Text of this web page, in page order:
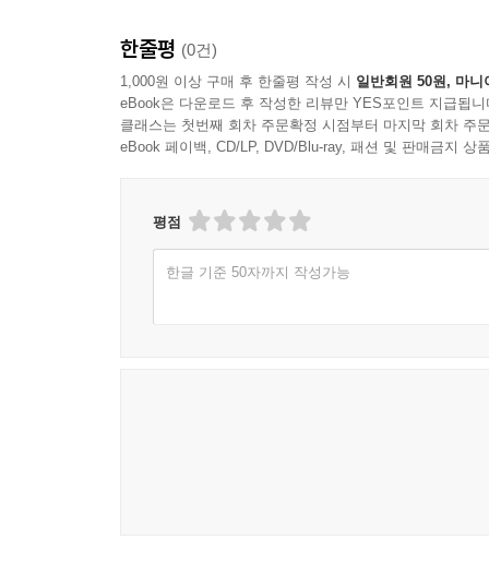
한줄평 (0건)
1,000원 이상 구매 후 한줄평 작성 시 일반회원 50원, 마니
eBook은 다운로드 후 작성한 리뷰만 YES포인트 지급됩니
클래스는 첫번째 회차 주문확정 시점부터 마지막 회차 주
eBook 페이백, CD/LP, DVD/Blu-ray, 패션 및 판매금지 상
평점
한글 기준 50자까지 작성가능